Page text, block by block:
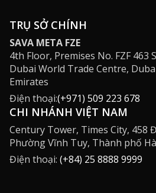
TRỤ SỞ CHÍNH
SAVA META FZE
4th Floor, Premises No. FZF 463
Dubai World Trade Centre,
Emirates
Điện thoại:(+971) 509 223 678
CHI NHÁNH VIỆT NAM
Century Tower, Times City, 458
Phường Vĩnh Tuy, Thành phố
Điện thoại: (+84) 25 8888 9999